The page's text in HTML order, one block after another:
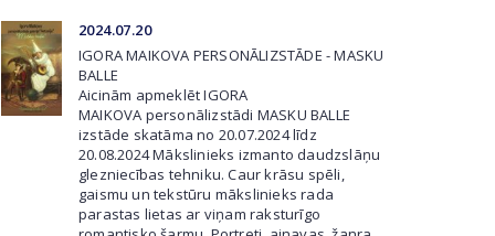
2024.07.20
IGORA MAIKOVA PERSONĀLIZSTĀDE - MASKU
BALLE
Aicinām apmeklēt IGORA
MAIKOVA personālizstādi MASKU BALLE
izstāde skatāma no 20.07.2024 līdz
20.08.2024 Mākslinieks izmanto daudzslāņu
glezniecības tehniku. Caur krāsu spēli,
gaismu un tekstūru mākslinieks rada
parastas lietas ar viņam raksturīgo